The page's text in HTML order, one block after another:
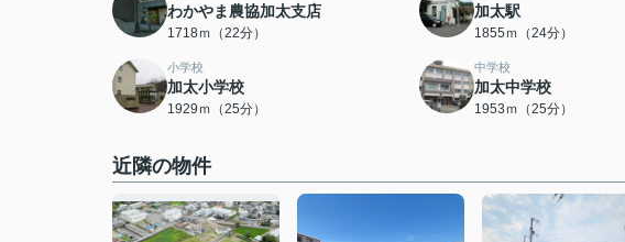
わかやま農協加太支店
1718ｍ（22分）
加太駅
1855ｍ（24分）
小学校
加太小学校
1929ｍ（25分）
中学校
加太中学校
1953ｍ（25分）
近隣の物件